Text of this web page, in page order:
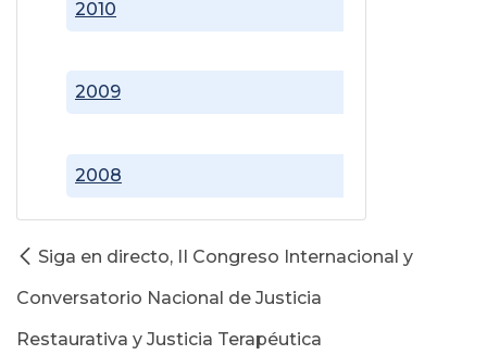
2008
2009
2010
Siga en directo, II Congreso Internacional y
Conversatorio Nacional de Justicia
Restaurativa y Justicia Terapéutica